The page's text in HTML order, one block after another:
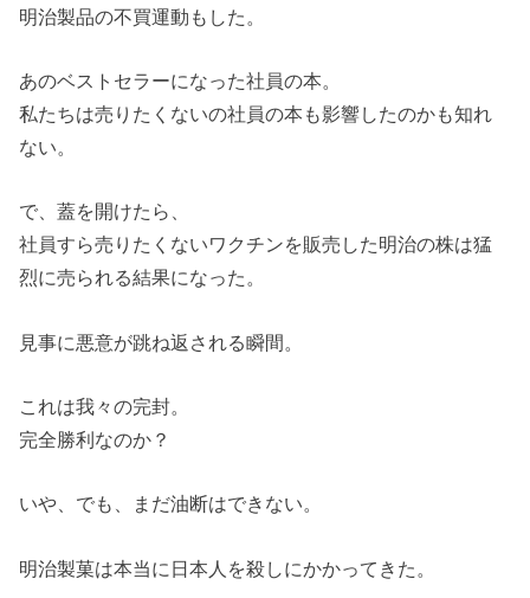
明治製品の不買運動もした。
あのベストセラーになった社員の本。
私たちは売りたくないの社員の本も影響したのかも知れ
ない。
で、蓋を開けたら、
社員すら売りたくないワクチンを販売した明治の株は猛
烈に売られる結果になった。
見事に悪意が跳ね返される瞬間。
これは我々の完封。
完全勝利なのか？
いや、でも、まだ油断はできない。
明治製菓は本当に日本人を殺しにかかってきた。